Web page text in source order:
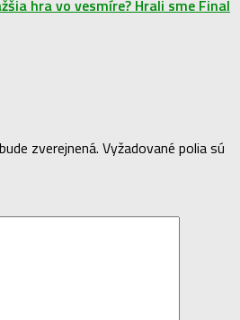
hra vo vesmíre? Hrali sme Final
zverejnená. Vyžadované polia sú